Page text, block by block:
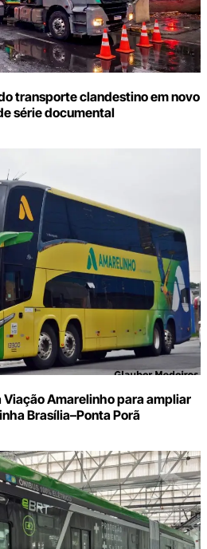
transporte clandestino em novo
série documental
Amarelinho para ampliar
Brasília–Ponta Porã